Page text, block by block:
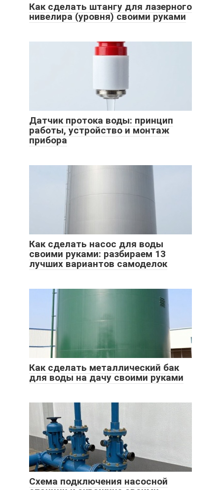
Как сделать штангу для лазерного
нивелира (уровня) своими руками
Датчик протока воды: принцип
работы, устройство и монтаж
прибора
Как сделать насос для воды
своими руками: разбираем 13
лучших вариантов самоделок
Как сделать металлический бак
для воды на дачу своими руками
Схема подключения насосной